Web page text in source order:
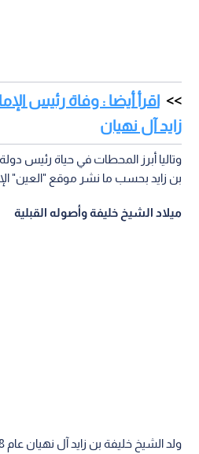
اقرأ أيضا : وفاة رئيس
زايد آل نهيان
وتاليا أبرز المحطات في حياة رئيس
بن زايد بحسب ما نشر موقع "العين"
ميلاد الشيخ خليفة وأصوله القبلية